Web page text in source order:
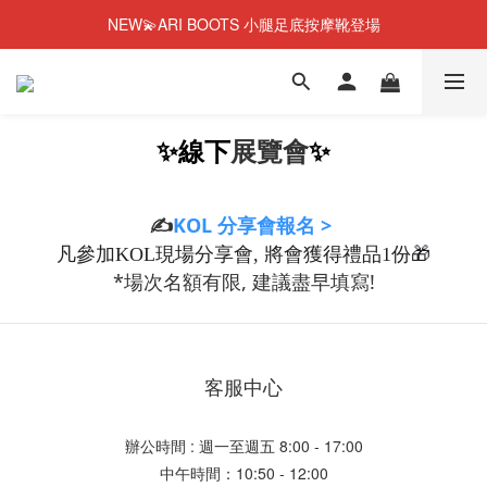
NEW💫ARI BOOTS 小腿足底按摩靴登場
NEW💫ARI BOOTS 小腿足底按摩靴登場
今個夏天零糖輕鬆瘦⭐限時58%OFF＋贈品
NEW💫ARI BOOTS 小腿足底按摩靴登場
✨線下展覽會✨
✍️KOL 分享會報名 >
凡參加KOL現場分享會, 將會獲得禮品1份🎁
*場次名額有限, 建議盡早填寫!
客服中心
辦公時間 : 週一至週五 8:00 - 17:00
中午時間：10:50 - 12:00